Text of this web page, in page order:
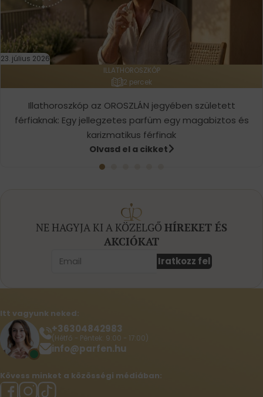
23. július 2026
ILLATHOROSZKÓP
2 percek
Illathoroszkóp az OROSZLÁN jegyében született
férfiaknak: Egy jellegzetes parfüm egy magabiztos és
karizmatikus férfinak
Olvasd el a cikket
NE HAGYJA KI A KÖZELGŐ HÍREKET ÉS
AKCIÓKAT
Iratkozz fel
Itt vagyunk neked:
+36304842983
(Hétfő - Péntek: 9:00 - 17:00)
info@parfen.hu
Kövess minket a közösségi médiában: